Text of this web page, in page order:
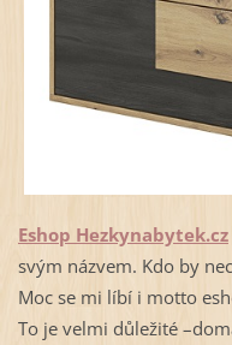
Eshop Hezkynabytek.cz
svým názvem. Kdo by
Moc se mi líbí i motto
To je velmi důležité